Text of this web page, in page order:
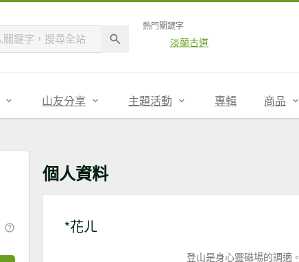
熱門關鍵字
淡蘭古道
山友分享 主題活動 專輯 商品
個人資料
*花ㄦ
登山是身心靈磁場的調適。